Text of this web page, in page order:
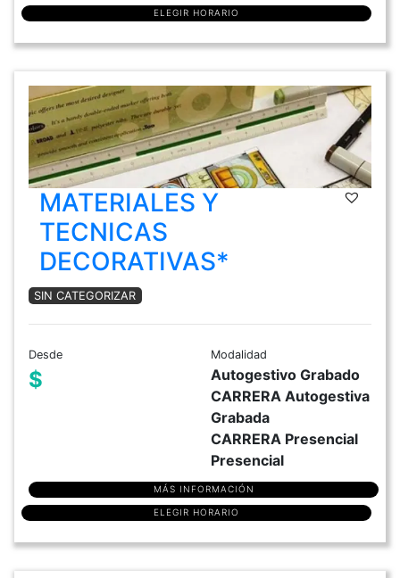
ELEGIR HORARIO
MATERIALES Y
TECNICAS
DECORATIVAS*
SIN CATEGORIZAR
Desde
$
Modalidad
Autogestivo Grabado
CARRERA Autogestiva
Grabada
CARRERA Presencial
Presencial
MÁS INFORMACIÓN
ELEGIR HORARIO